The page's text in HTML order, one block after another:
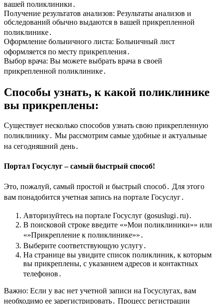
вашей поликлиники․
Получение результатов анализов: Результаты анализов и
обследований обычно выдаются в вашей прикрепленной
поликлинике․
Оформление больничного листа: Больничный лист
оформляется по месту прикрепления․
Выбор врача: Вы можете выбрать врача в своей
прикрепленной поликлинике․
Способы узнать, к какой поликлинике
вы прикреплены:
Существует несколько способов узнать свою прикрепленную
поликлинику․ Мы рассмотрим самые удобные и актуальные
на сегодняшний день․
Портал Госуслуг – самый быстрый способ!
Это, пожалуй, самый простой и быстрый способ․ Для этого
вам понадобится учетная запись на портале Госуслуг․
Авторизуйтесь на портале Госуслуг (gosuslugi․ru)․
В поисковой строке введите «»Мои поликлиники»» или
«»Прикрепление к поликлинике»»․
Выберите соответствующую услугу․
На странице вы увидите список поликлиник, к которым
вы прикреплены, с указанием адресов и контактных
телефонов․
Важно: Если у вас нет учетной записи на Госуслугах, вам
необходимо ее зарегистрировать․ Процесс регистрации